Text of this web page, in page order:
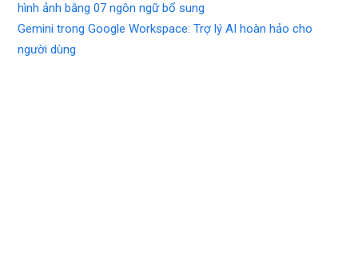
hình ảnh bằng 07 ngôn ngữ bổ sung
Gemini trong Google Workspace: Trợ lý AI hoàn hảo cho
người dùng